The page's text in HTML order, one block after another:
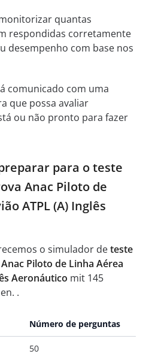
quantas
respondidas corretamente
desempenho com base nos
comunicado com uma
que possa avaliar
ou não pronto para fazer
para o teste
Anac Piloto de
ATPL (A) Inglês
o simulador deteste
Piloto de Linha Aérea
Aeronáutico mit 145
.
Número de perguntas
50